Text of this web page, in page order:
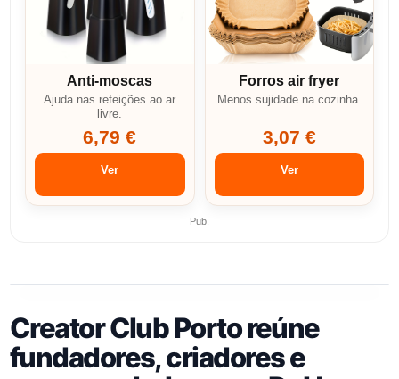
Anti-moscas
Ajuda nas refeições ao ar
livre.
6,79 €
Ver
Forros air fryer
Menos sujidade na cozinha.
3,07 €
Ver
Pub.
Creator Club Porto reúne
fundadores, criadores e